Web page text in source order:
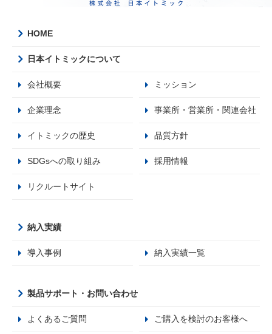
HOME
日本イトミックについて
会社概要 ミッション
企業理念 事業所・営業所・関連会社
イトミックの歴史 品質方針
SDGsへの取り組み 採用情報
リクルートサイト
納入実績
導入事例 納入実績一覧
製品サポート・お問い合わせ
よくあるご質問 ご購入を検討のお客様へ